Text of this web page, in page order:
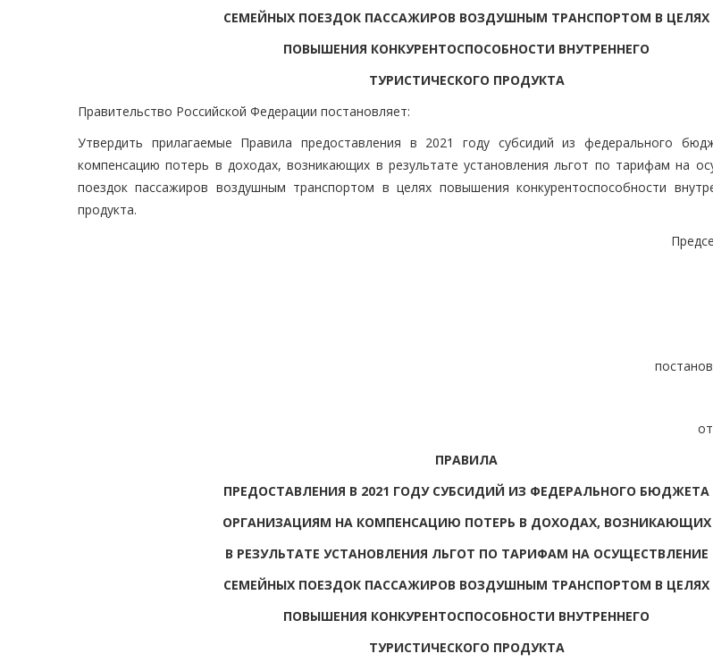
СЕМЕЙНЫХ ПОЕЗДОК ПАССАЖИРОВ ВОЗДУШНЫМ ТРАНСПОРТОМ В ЦЕЛЯХ
ПОВЫШЕНИЯ КОНКУРЕНТОСПОСОБНОСТИ ВНУТРЕННЕГО
ТУРИСТИЧЕСКОГО ПРОДУКТА
Правительство Российской Федерации постановляет:
Утвердить прилагаемые Правила предоставления в 2021 году субсидий из федерального
компенсацию потерь в доходах, возникающих в результате установления льгот по тарифам на
поездок пассажиров воздушным транспортом в целях повышения конкурентоспособности
продукта.
ПРАВИЛА
ПРЕДОСТАВЛЕНИЯ В 2021 ГОДУ СУБСИДИЙ ИЗ ФЕДЕРАЛЬНОГО БЮДЖЕТА
ОРГАНИЗАЦИЯМ НА КОМПЕНСАЦИЮ ПОТЕРЬ В ДОХОДАХ, ВОЗНИКАЮЩИХ
В РЕЗУЛЬТАТЕ УСТАНОВЛЕНИЯ ЛЬГОТ ПО ТАРИФАМ НА ОСУЩЕСТВЛЕНИЕ
СЕМЕЙНЫХ ПОЕЗДОК ПАССАЖИРОВ ВОЗДУШНЫМ ТРАНСПОРТОМ В ЦЕЛЯХ
ПОВЫШЕНИЯ КОНКУРЕНТОСПОСОБНОСТИ ВНУТРЕННЕГО
ТУРИСТИЧЕСКОГО ПРОДУКТА